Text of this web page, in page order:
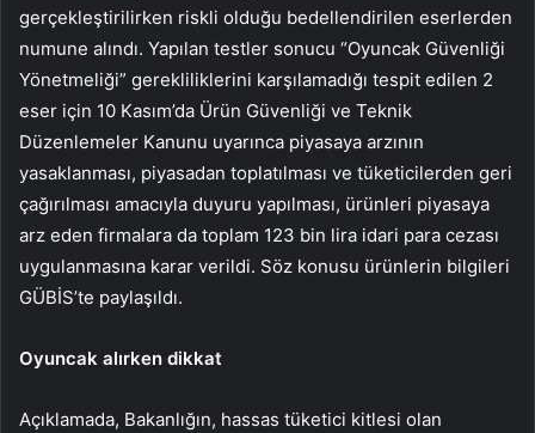
gerçekleştirilirken riskli olduğu bedellendirilen eserlerden
numune alındı. Yapılan testler sonucu “Oyuncak Güvenliği
Yönetmeliği” gerekliliklerini karşılamadığı tespit edilen 2
eser için 10 Kasım’da Ürün Güvenliği ve Teknik
Düzenlemeler Kanunu uyarınca piyasaya arzının
yasaklanması, piyasadan toplatılması ve tüketicilerden geri
çağırılması amacıyla duyuru yapılması, ürünleri piyasaya
arz eden firmalara da toplam 123 bin lira idari para cezası
uygulanmasına karar verildi. Söz konusu ürünlerin bilgileri
GÜBİS’te paylaşıldı.
Oyuncak alırken dikkat
Açıklamada, Bakanlığın, hassas tüketici kitlesi olan